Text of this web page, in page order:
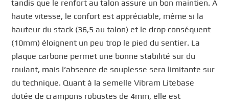
tandis que le renfort au talon assure un bon maintien. À
haute vitesse, le confort est appréciable, même si la
hauteur du stack (36,5 au talon) et le drop conséquent
(10mm) éloignent un peu trop le pied du sentier. La
plaque carbone permet une bonne stabilité sur du
roulant, mais l’absence de souplesse sera limitante sur
du technique. Quant à la semelle Vibram Litebase
dotée de crampons robustes de 4mm, elle est